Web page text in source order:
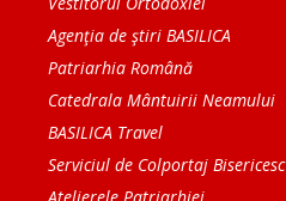
Agenţia de ştiri BASILICA
Patriarhia Română
Catedrala Mântuirii Neamului
BASILICA Travel
Serviciul de Colportaj Bisericesc